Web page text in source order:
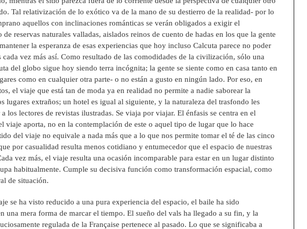
Tal relativización de lo exótico va de la mano de su destierro de la realidad- por lo
aquellos con inclinaciones románticas se verán obligados a exigir el
de reservas naturales valladas, aislados reinos de cuento de hadas en los que la gente
la esperanza de esas experiencias que hoy incluso Calcuta parece no poder
cada vez más así. Como resultado de las comodidades de la civilización, sólo una
del globo sigue hoy siendo terra incógnita; la gente se siente como en casa tanto en
como en cualquier otra parte- o no están a gusto en ningún lado. Por eso, en
el viaje que está tan de moda ya en realidad no permite a nadie saborear la
lugares extraños; un hotel es igual al siguiente, y la naturaleza del trasfondo les
los lectores de revistas ilustradas. Se viaja por viajar. El énfasis se centra en el
viaje aporta, no en la contemplación de este o aquel tipo de lugar que lo hace
del viaje no equivale a nada más que a lo que nos permite tomar el té de las cinco
por casualidad resulta menos cotidiano y entumecedor que el espacio de nuestras
vez más, el viaje resulta una ocasión incomparable para estar en un lugar distinto
habitualmente. Cumple su decisiva función como transformación espacial, como
de situación.
se ha visto reducido a una pura experiencia del espacio, el baile ha sido
una mera forma de marcar el tiempo. El sueño del vals ha llegado a su fin, y la
regulada de la Française pertenece al pasado. Lo que se significaba a